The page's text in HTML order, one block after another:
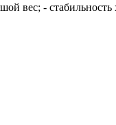
вес; - стабильность